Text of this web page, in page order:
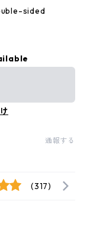
sided
通報する
(317)